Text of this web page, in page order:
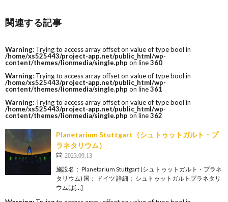
関連する記事
Warning: Trying to access array offset on value of type bool in
/home/xs525443/project-app.net/public_html/wp-
content/themes/lionmedia/single.php on line360
Warning: Trying to access array offset on value of type bool in
/home/xs525443/project-app.net/public_html/wp-
content/themes/lionmedia/single.php on line361
Warning: Trying to access array offset on value of type bool in
/home/xs525443/project-app.net/public_html/wp-
content/themes/lionmedia/single.php on line362
Planetarium Stuttgart（シュトゥットガルト・プ
ラネタリウム）
2023.09.13
施設名： Planetarium Stuttgart (シュトゥットガルト・プラネ
タリウム) 国： ドイツ 詳細： シュトゥットガルトプラネタリ
ウムは[…]